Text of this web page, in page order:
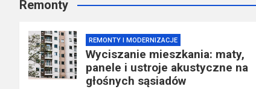
Remonty
REMONTY I MODERNIZACJE
Wyciszanie mieszkania: maty,
panele i ustroje akustyczne na
głośnych sąsiadów